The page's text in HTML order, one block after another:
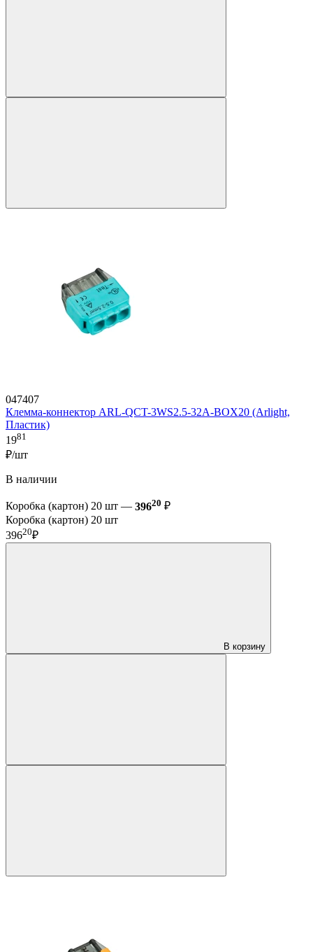
047407
Клемма-коннектор ARL-QCT-3WS2.5-32A-BOX20 (Arlight,
Пластик)
1981
₽/шт
В наличии
Коробка (картон) 20 шт — 39620 ₽
Коробка (картон) 20 шт
39620₽
В корзину